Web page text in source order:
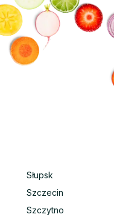
Słupsk
Szczecin
Szczytno